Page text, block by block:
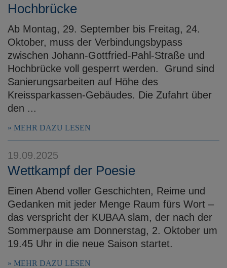
Hochbrücke
Ab Montag, 29. September bis Freitag, 24.
Oktober, muss der Verbindungsbypass
zwischen Johann-Gottfried-Pahl-Straße und
Hochbrücke voll gesperrt werden. Grund sind
Sanierungsarbeiten auf Höhe des
Kreissparkassen-Gebäudes. Die Zufahrt über
den ...
MEHR DAZU LESEN
19.09.2025
Wettkampf der Poesie
Einen Abend voller Geschichten, Reime und
Gedanken mit jeder Menge Raum fürs Wort –
das verspricht der KUBAA slam, der nach der
Sommerpause am Donnerstag, 2. Oktober um
19.45 Uhr in die neue Saison startet.
MEHR DAZU LESEN